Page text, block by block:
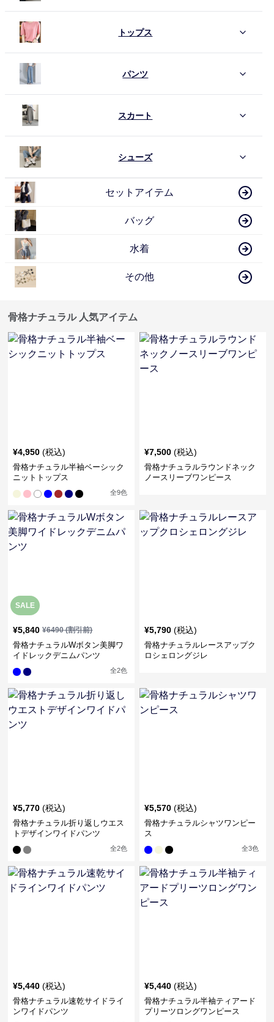
トップス
パンツ
スカート
シューズ
セットアイテム
バッグ
水着
その他
骨格ナチュラル 人気アイテム
¥4,950 (税込)
骨格ナチュラル半袖ベーシック
ニットトップス
全9色
¥7,500 (税込)
骨格ナチュラルラウンドネック
ノースリーブワンピース
SALE
¥5,840 ¥6490(割引前)
骨格ナチュラルWボタン美脚ワ
イドレックデニムパンツ
全2色
¥5,790 (税込)
骨格ナチュラルレースアップク
ロシェロングジレ
¥5,770 (税込)
骨格ナチュラル折り返しウエス
トデザインワイドパンツ
全2色
¥5,570 (税込)
骨格ナチュラルシャツワンピー
ス
全3色
¥5,440 (税込)
骨格ナチュラル速乾サイドライ
ンワイドパンツ
¥5,440 (税込)
骨格ナチュラル半袖ティアード
プリーツロングワンピース